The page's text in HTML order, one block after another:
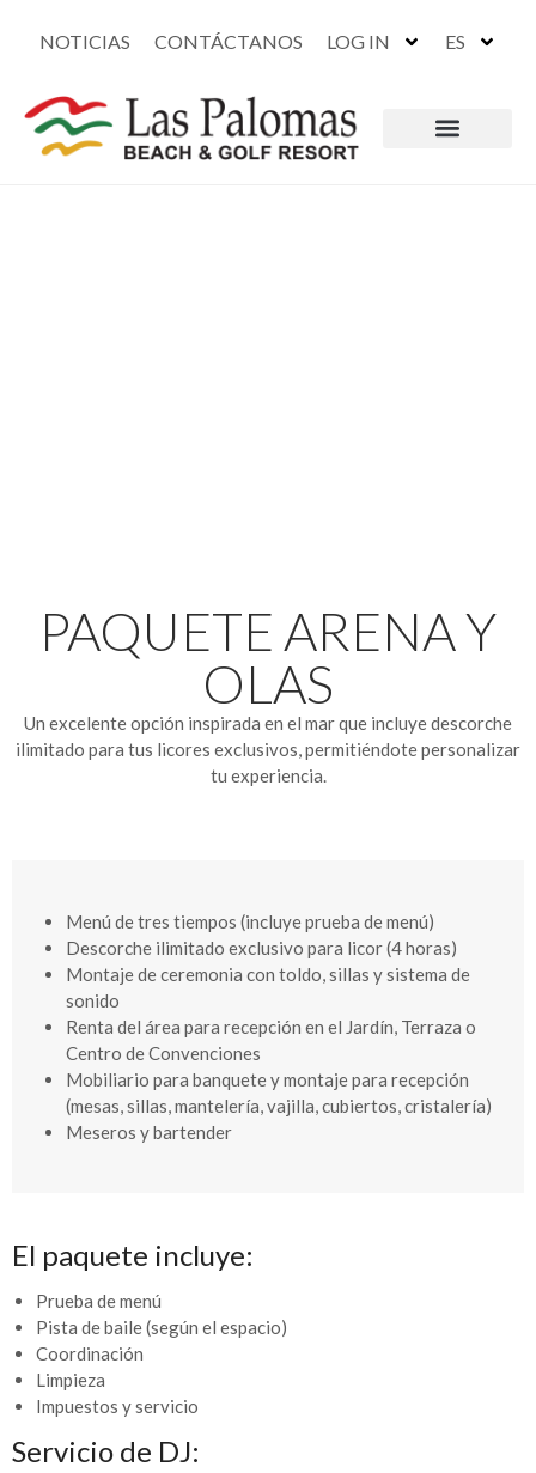
NOTICIAS CONTÁCTANOS LOG IN ES
PAQUETE ARENA Y
OLAS
Un excelente opción inspirada en el mar que incluye descorche
ilimitado para tus licores exclusivos, permitiéndote personalizar
tu experiencia.
Menú de tres tiempos (incluye prueba de menú)
Descorche ilimitado exclusivo para licor (4 horas)
Montaje de ceremonia con toldo, sillas y sistema de
sonido
Renta del área para recepción en el Jardín, Terraza o
Centro de Convenciones
Mobiliario para banquete y montaje para recepción
(mesas, sillas, mantelería, vajilla, cubiertos, cristalería)
Meseros y bartender
El paquete incluye:
Prueba de menú
Pista de baile (según el espacio)
Coordinación
Limpieza
Impuestos y servicio
Servicio de DJ: